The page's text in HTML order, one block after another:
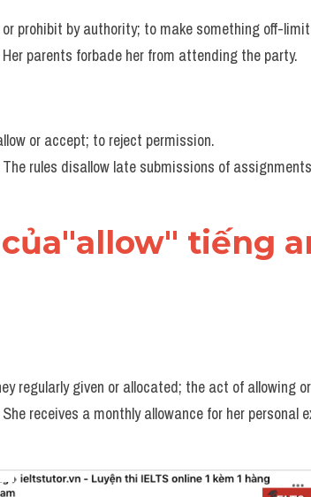
prohibit by authority; to make something off-
parents forbade her from attending the party.
or accept; to reject permission.
rules disallow late submissions of
tiếng
regularly given or allocated; the act of allowing
receives a monthly allowance for her personal